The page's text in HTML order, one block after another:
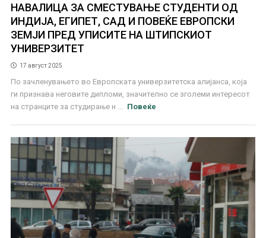
НАВАЛИЦА ЗА СМЕСТУВАЊЕ СТУДЕНТИ ОД
ИНДИЈА, ЕГИПЕТ, САД И ПОВЕЌЕ ЕВРОПСКИ
ЗЕМЈИ ПРЕД УПИСИТЕ НА ШТИПСКИОТ
УНИВЕРЗИТЕТ
17 август 2025
По зачленувањето во Европската универзитетска алијанса, која
ги признава неговите дипломи, значително се зголеми интересот
на странците за студирање н ...
Повеќе